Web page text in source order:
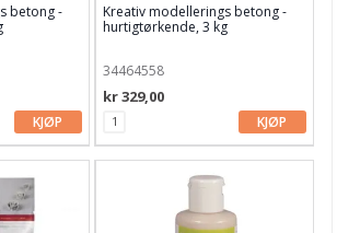
betong -
KJØP
Kreativ modellerings betong -
hurtigtørkende, 3 kg
34464558
kr 329,00
KJØP